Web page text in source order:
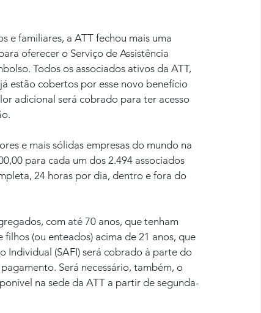
e familiares, a ATT fechou mais uma
oferecer o Serviço de Assistência
Todos os associados ativos da ATT,
estão cobertos por esse novo benefício
adicional será cobrado para ter acesso
e mais sólidas empresas do mundo na
para cada um dos 2.494 associados
24 horas por dia, dentro e fora do
com até 70 anos, que tenham
(ou enteados) acima de 21 anos, que
Individual (SAFI) será cobrado à parte do
Será necessário, também, o
na sede da ATT a partir de segunda-